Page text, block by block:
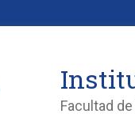
Facultad